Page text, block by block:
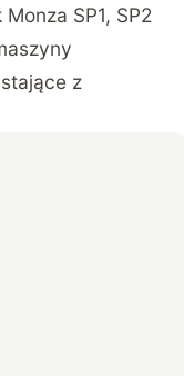
SP1, SP2
z